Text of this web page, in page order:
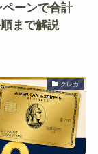
ーンで合計
まで解説
クレカ